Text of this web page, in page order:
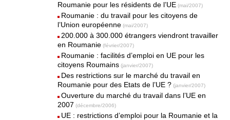
Roumanie pour les résidents de l’UE (mai/2007)
Roumanie : du travail pour les citoyens de
l’Union européenne (mai/2007)
200.000 à 300.000 étrangers viendront travailler
en Roumanie (février/2007)
Roumanie : facilités d’emploi en UE pour les
citoyens Roumains (janvier/2007)
Des restrictions sur le marché du travail en
Roumanie pour des Etats de l’UE ? (janvier/2007)
Ouverture du marché du travail dans l’UE en
2007 (décembre/2006)
UE : restrictions d’emploi pour la Roumanie et la